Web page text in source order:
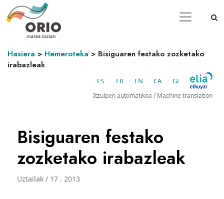
Hasiera > Hemeroteka > Bisiguaren festako zozketako
irabazleak
ES FR EN CA GL
Itzulpen automatikoa / Machine translation
Bisiguaren festako
zozketako irabazleak
Uztailak / 17 . 2013